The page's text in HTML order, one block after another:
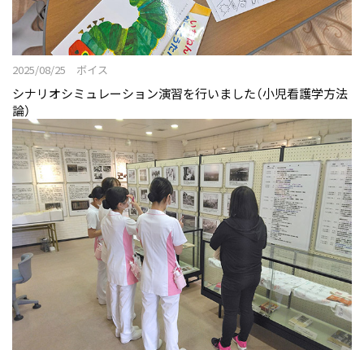
2025/08/25 ボイス
シナリオシミュレーション演習を行いました（小児看護学方法
論）